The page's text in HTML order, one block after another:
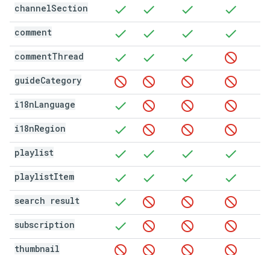
channelSection
comment
commentThread
guideCategory
i18nLanguage
i18nRegion
playlist
playlistItem
search result
subscription
thumbnail